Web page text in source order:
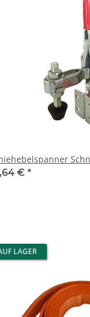
€ *
LAGER